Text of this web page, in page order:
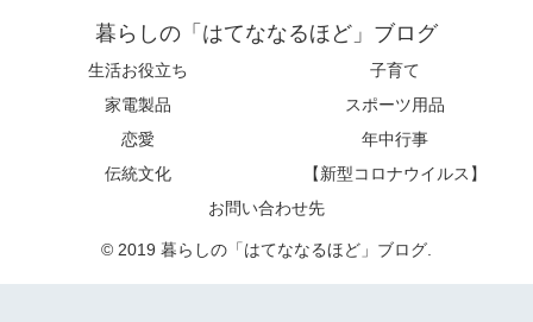
暮らしの「はてななるほど」ブログ
生活お役立ち
子育て
家電製品
スポーツ用品
恋愛
年中行事
伝統文化
【新型コロナウイルス】
お問い合わせ先
© 2019 暮らしの「はてななるほど」ブログ.